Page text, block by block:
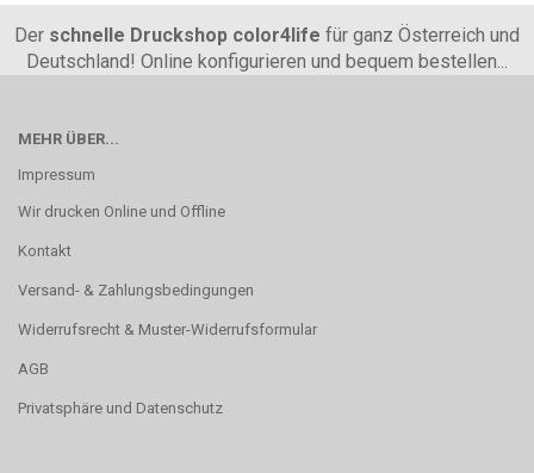
Der schnelle Druckshop color4life für ganz Österreich und
Deutschland! Online konfigurieren und bequem bestellen...
MEHR ÜBER...
Impressum
Wir drucken Online und Offline
Kontakt
Versand- & Zahlungsbedingungen
Widerrufsrecht & Muster-Widerrufsformular
AGB
Privatsphäre und Datenschutz